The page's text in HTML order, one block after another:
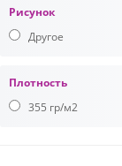
Рисунок
Другое
Плотность
355 гр/м2